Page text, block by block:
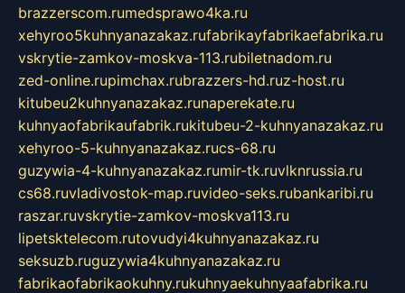
brazzerscom.rumedsprawo4ka.ru
xehyroo5kuhnyanazakaz.rufabrikayfabrikaefabrika.ru
vskrytie-zamkov-moskva-113.rubiletnadom.ru
zed-online.rupimchax.rubrazzers-hd.ruz-host.ru
kitubeu2kuhnyanazakaz.runaperekate.ru
kuhnyaofabrikaufabrik.rukitubeu-2-kuhnyanazakaz.ru
xehyroo-5-kuhnyanazakaz.rucs-68.ru
guzywia-4-kuhnyanazakaz.rumir-tk.ruvlknrussia.ru
cs68.ruvladivostok-map.ruvideo-seks.rubankaribi.ru
raszar.ruvskrytie-zamkov-moskva113.ru
lipetsktelecom.rutovudyi4kuhnyanazakaz.ru
seksuzb.ruguzywia4kuhnyanazakaz.ru
fabrikaofabrikaokuhny.rukuhnyaekuhnyaafabrika.ru